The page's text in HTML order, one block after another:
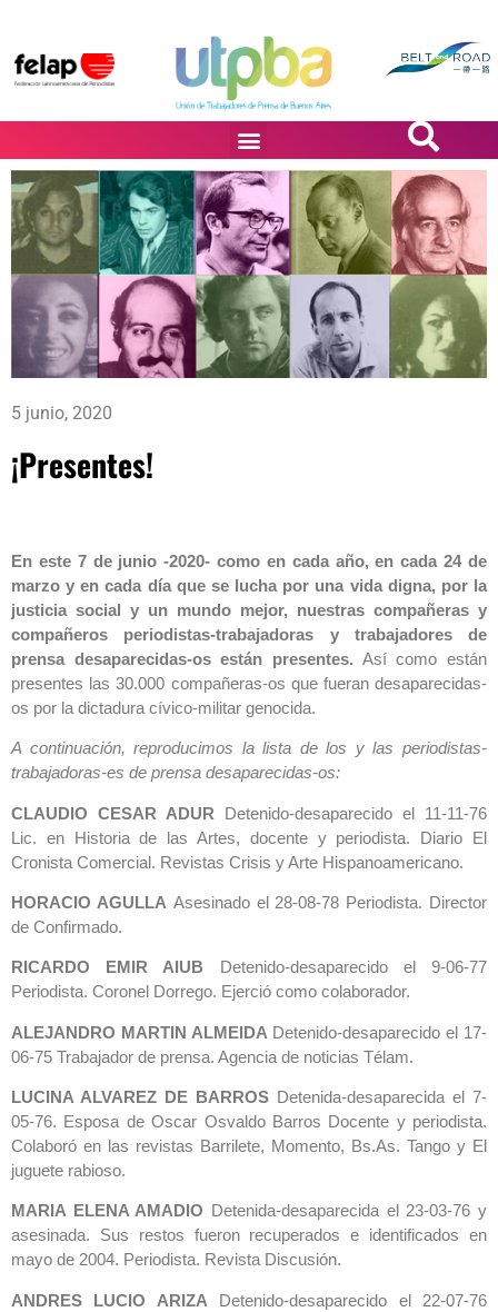
5 junio, 2020
¡Presentes!
En este 7 de junio -2020- como en cada año, en cada 24 de
marzo y en cada día que se lucha por una vida digna, por la
justicia social y un mundo mejor, nuestras compañeras y
compañeros periodistas-trabajadoras y trabajadores de
prensa desaparecidas-os están presentes. Así como están
presentes las 30.000 compañeras-os que fueran desaparecidas-
os por la dictadura cívico-militar genocida.
A continuación, reproducimos la lista de los y las periodistas-
trabajadoras-es de prensa desaparecidas-os:
CLAUDIO CESAR ADUR Detenido-desaparecido el 11-11-76
Lic. en Historia de las Artes, docente y periodista. Diario El
Cronista Comercial. Revistas Crisis y Arte Hispanoamericano.
HORACIO AGULLA Asesinado el 28-08-78 Periodista. Director
de Confirmado.
RICARDO EMIR AIUB Detenido-desaparecido el 9-06-77
Periodista. Coronel Dorrego. Ejerció como colaborador.
ALEJANDRO MARTIN ALMEIDA Detenido-desaparecido el 17-
06-75 Trabajador de prensa. Agencia de noticias Télam.
LUCINA ALVAREZ DE BARROS Detenida-desaparecida el 7-
05-76. Esposa de Oscar Osvaldo Barros Docente y periodista.
Colaboró en las revistas Barrilete, Momento, Bs.As. Tango y El
juguete rabioso.
MARIA ELENA AMADIO Detenida-desaparecida el 23-03-76 y
asesinada. Sus restos fueron recuperados e identificados en
mayo de 2004. Periodista. Revista Discusión.
ANDRES LUCIO ARIZA Detenido-desaparecido el 22-07-76